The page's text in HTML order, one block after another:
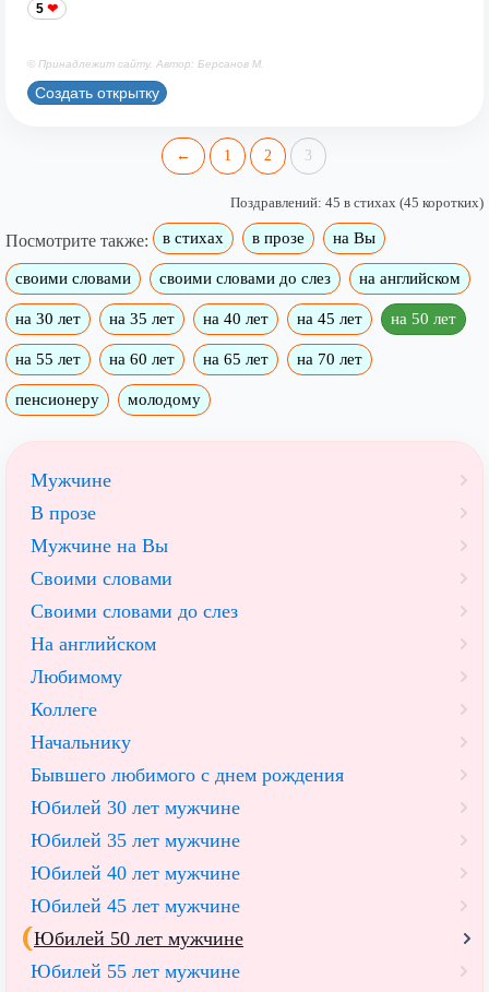
5
© Принадлежит сайту. Автор: Берсанов М.
Создать открытку
← 1 2 3
Поздравлений: 45 в стихах (45 коротких)
Посмотрите также: в стихах в прозе на Вы
своими словами своими словами до слез на английском
на 30 лет на 35 лет на 40 лет на 45 лет на 50 лет
на 55 лет на 60 лет на 65 лет на 70 лет
пенсионеру молодому
Мужчине
В прозе
Мужчине на Вы
Своими словами
Своими словами до слез
На английском
Любимому
Коллеге
Начальнику
Бывшего любимого с днем рождения
Юбилей 30 лет мужчине
Юбилей 35 лет мужчине
Юбилей 40 лет мужчине
Юбилей 45 лет мужчине
Юбилей 50 лет мужчине
Юбилей 55 лет мужчине